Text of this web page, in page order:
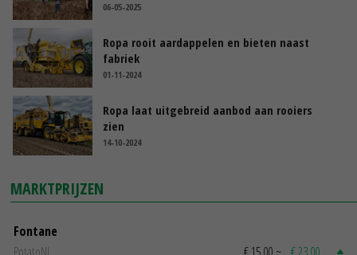
06-05-2025
Ropa rooit aardappelen en bieten naast
fabriek
01-11-2024
Ropa laat uitgebreid aanbod aan rooiers
zien
14-10-2024
MARKTPRIJZEN
Fontane